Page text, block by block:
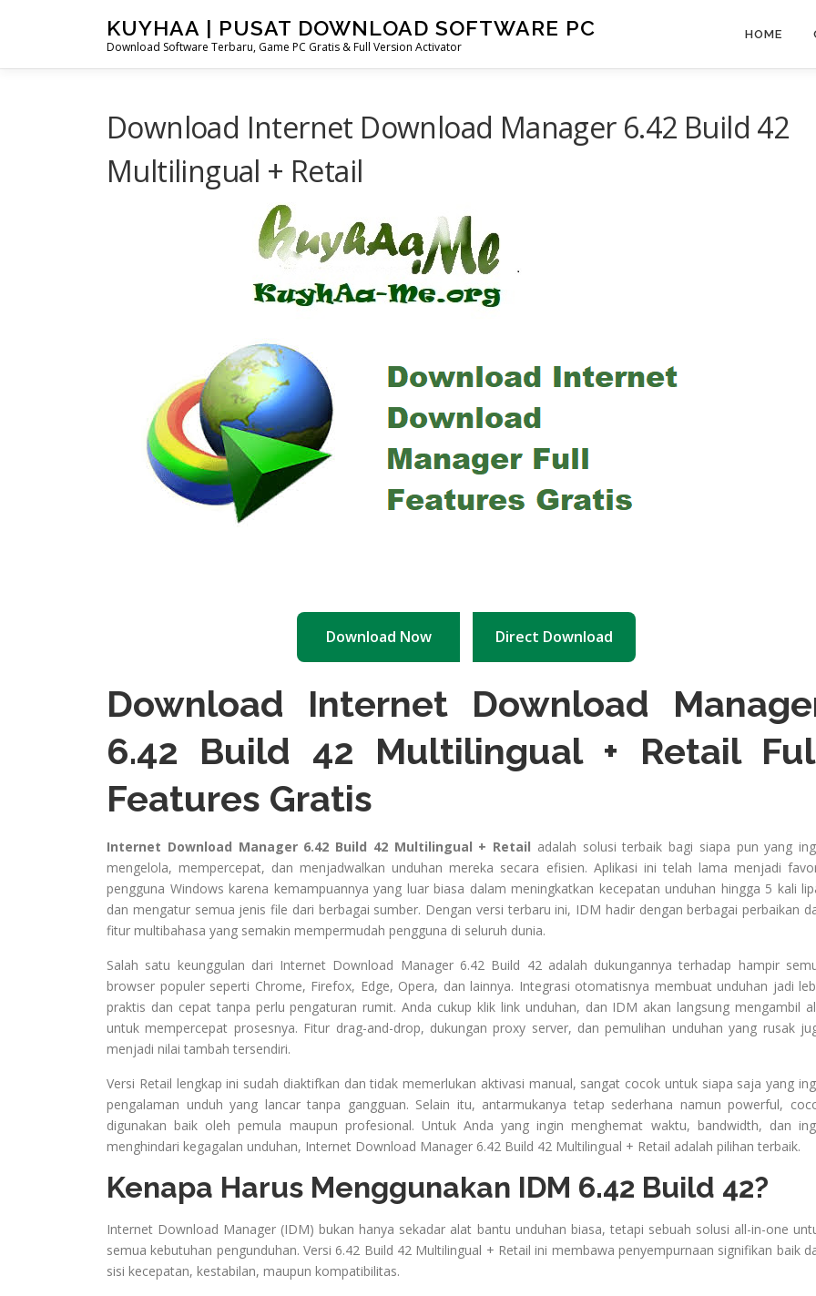
KUYHAA | PUSAT DOWNLOAD SOFTWARE PC
Download Software Terbaru, Game PC Gratis & Full Version Activator
HOME
Download Internet Download Manager 6.42 Build 42
Multilingual + Retail
Download Now Direct Download
Download Internet Download
6.42 Build 42 Multilingual + Retail
Features Gratis
Internet Download Manager 6.42 Build 42 Multilingual + Retail adalah solusi terbaik bagi siapa pun yang
mengelola, mempercepat, dan menjadwalkan unduhan mereka secara efisien. Aplikasi ini telah lama menjadi
pengguna Windows karena kemampuannya yang luar biasa dalam meningkatkan kecepatan unduhan hingga 5 kali
dan mengatur semua jenis file dari berbagai sumber. Dengan versi terbaru ini, IDM hadir dengan berbagai perbaikan
fitur multibahasa yang semakin mempermudah pengguna di seluruh dunia.
Salah satu keunggulan dari Internet Download Manager 6.42 Build 42 adalah dukungannya terhadap hampir
browser populer seperti Chrome, Firefox, Edge, Opera, dan lainnya. Integrasi otomatisnya membuat unduhan jadi
praktis dan cepat tanpa perlu pengaturan rumit. Anda cukup klik link unduhan, dan IDM akan langsung mengambil
untuk mempercepat prosesnya. Fitur drag-and-drop, dukungan proxy server, dan pemulihan unduhan yang rusak
menjadi nilai tambah tersendiri.
Versi Retail lengkap ini sudah diaktifkan dan tidak memerlukan aktivasi manual, sangat cocok untuk siapa saja yang
pengalaman unduh yang lancar tanpa gangguan. Selain itu, antarmukanya tetap sederhana namun powerful,
digunakan baik oleh pemula maupun profesional. Untuk Anda yang ingin menghemat waktu, bandwidth, dan
menghindari kegagalan unduhan, Internet Download Manager 6.42 Build 42 Multilingual + Retail adalah pilihan terbaik.
Kenapa Harus Menggunakan IDM 6.42 Build 42?
Internet Download Manager (IDM) bukan hanya sekadar alat bantu unduhan biasa, tetapi sebuah solusi all-in-one
semua kebutuhan pengunduhan. Versi 6.42 Build 42 Multilingual + Retail ini membawa penyempurnaan signifikan baik
sisi kecepatan, kestabilan, maupun kompatibilitas.